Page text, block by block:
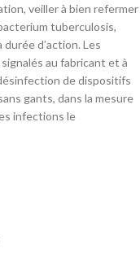
veiller à bien refermer
tuberculosis,
d’action. Les
au fabricant et à
de dispositifs
gants, dans la mesure
infections le